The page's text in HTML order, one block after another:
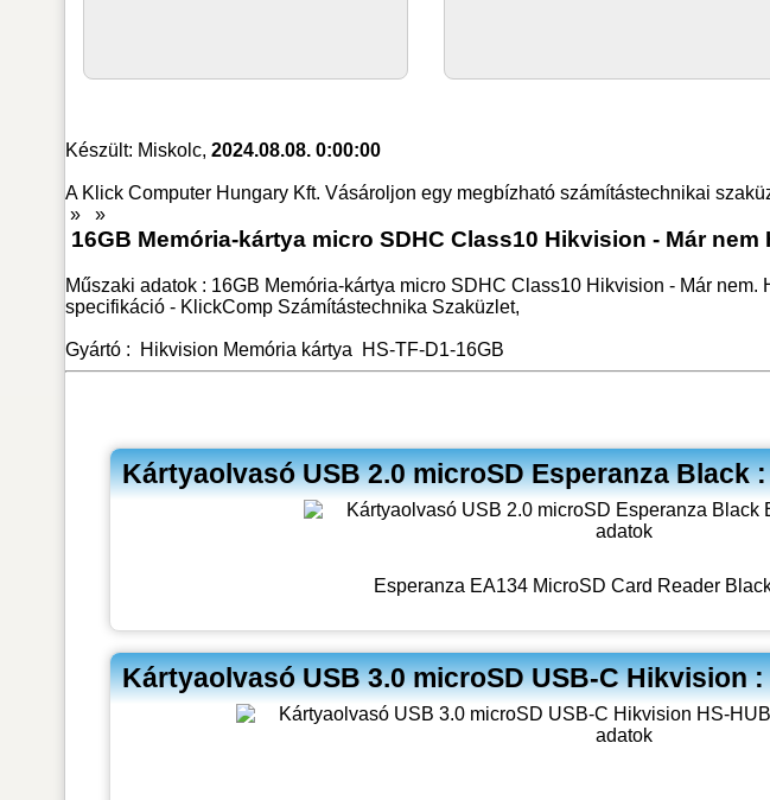
Készült: Miskolc, 2024.08.08. 0:00:00
A Klick Computer Hungary Kft. Vásároljon egy megbízható számítástechnikai
»
»
16GB Memória-kártya micro SDHC Class10 Hikvision - Már nem
Műszaki adatok : 16GB Memória-kártya micro SDHC Class10 Hikvision - Már
specifikáció - KlickComp Számítástechnika Szaküzlet,
Gyártó : Hikvision Memória kártya HS-TF-D1-16GB
Kártyaolvasó USB 2.0 microSD Esperanza Black
Esperanza EA134 MicroSD Card Reader
Kártyaolvasó USB 3.0 microSD USB-C Hikvision :